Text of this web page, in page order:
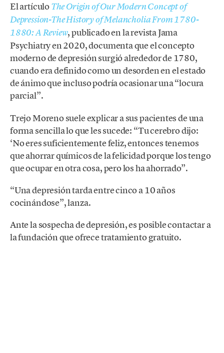
El artículoThe Origin of Our Modern Concept of
Depression-The History of Melancholia From 1780-
1880: A Review, publicado en la revista Jama
Psychiatry en 2020, documenta que el concepto
moderno de depresión surgió alrededor de 1780,
cuando era definido como un desorden en el estado
de ánimo que incluso podría ocasionar una “locura
parcial”.
Trejo Moreno suele explicar a sus pacientes de una
forma sencilla lo que les sucede: “Tu cerebro dijo:
‘No eres suficientemente feliz, entonces tenemos
que ahorrar químicos de la felicidad porque los tengo
que ocupar en otra cosa, pero los ha ahorrado”.
“Una depresión tarda entre cinco a 10 años
cocinándose”, lanza.
Ante la sospecha de depresión, es posible contactar a
la fundación que ofrece tratamiento gratuito.